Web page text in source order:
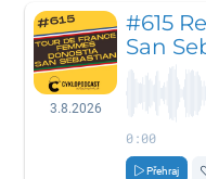
3.8.2026
#615
San
0:00
Přehraj